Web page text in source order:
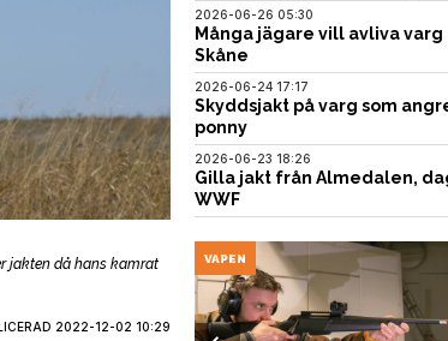
jakten då hans kamrat
2022-12-02 10:29
2026-06-26 05:30
Många jägare vill avliva varg
Skåne
2026-06-24 17:17
Skyddsjakt på varg som
ponny
2026-06-23 18:26
Gilla jakt från Almedalen,
WWF
VAPEN